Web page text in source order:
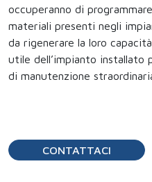
occuperanno di
materiali presenti negli
da rigenerare la loro
utile dell’impianto installato
di manutenzione
CONTATTACI